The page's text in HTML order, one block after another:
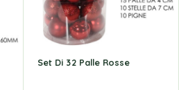
Set Di 32 Palle Rosse